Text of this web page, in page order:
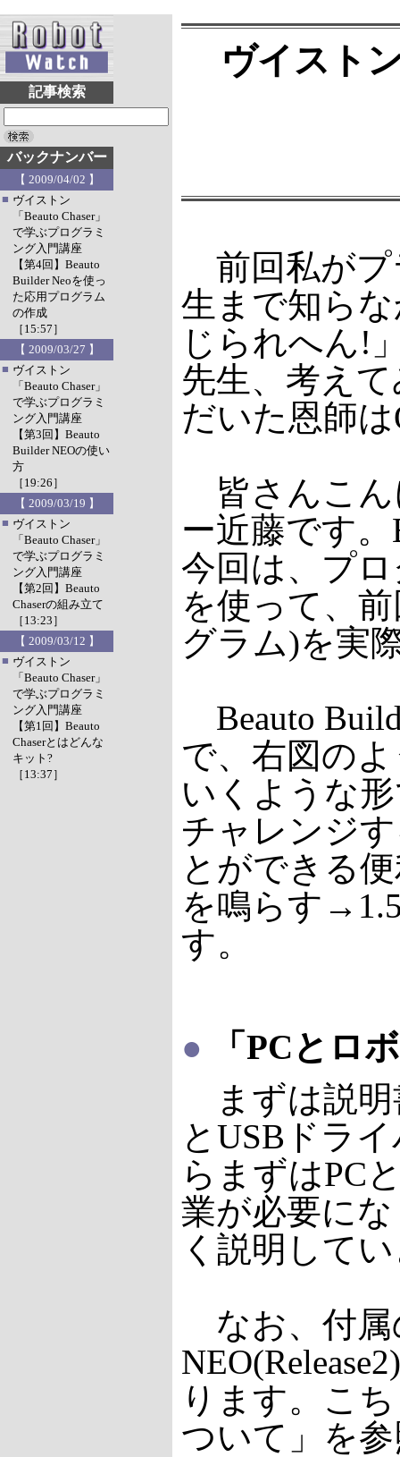
記事検索
バックナンバー
【 2009/04/02 】
■ ヴイストン
「Beauto Chaser」
で学ぶプログラミ
ング入門講座
【第4回】Beauto
Builder Neoを使っ
た応用プログラム
の作成
［15:57］
【 2009/03/27 】
■ ヴイストン
「Beauto Chaser」
で学ぶプログラミ
ング入門講座
【第3回】Beauto
Builder NEOの使い
方
［19:26］
【 2009/03/19 】
■ ヴイストン
「Beauto Chaser」
で学ぶプログラミ
ング入門講座
【第2回】Beauto
Chaserの組み立て
［13:23］
【 2009/03/12 】
■ ヴイストン
「Beauto Chaser」
で学ぶプログラミ
ング入門講座
【第1回】Beauto
Chaserとはどんな
キット?
［13:37］
ヴイスト
前回私がプ
生まで知ら
じられへん!
先生、考え
だいた恩師
皆さんこん
ー近藤です。
今回は、プ
を使って、
グラム)を実
Beauto
で、右図の
いくような
チャレンジ
とができる
を鳴らす
す。
● 「PCとロ
まずは説明
とUSBドラ
らまずはPC
業が必要に
く説明して
なお、付属
ります。こ
ついて」を